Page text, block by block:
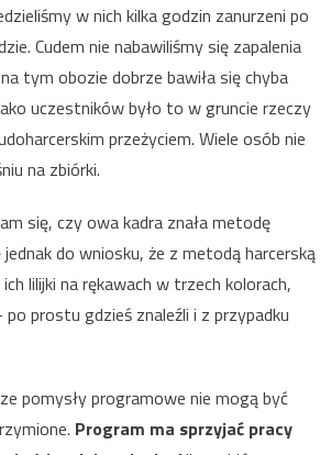
w nich kilka godzin zanurzeni po
Cudem nie nabawiliśmy się zapalenia
tym obozie dobrze bawiła się chyba
uczestników było to w gruncie rzeczy
przeżyciem. Wiele osób nie
na zbiórki.
się, czy owa kadra znała metodę
do wniosku, że z metodą harcerską
ich lilijki na rękawach w trzech kolorach,
prostu gdzieś znaleźli i z przypadku
pomysły programowe nie mogą być
Program ma sprzyjać pracy